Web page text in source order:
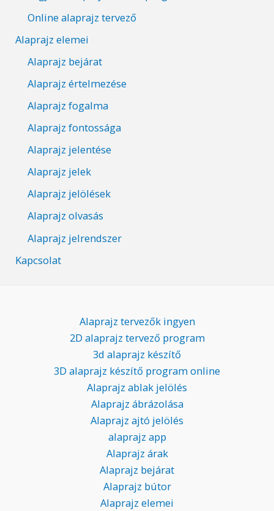
Online alaprajz tervező
Alaprajz elemei
Alaprajz bejárat
Alaprajz értelmezése
Alaprajz fogalma
Alaprajz fontossága
Alaprajz jelentése
Alaprajz jelek
Alaprajz jelölések
Alaprajz olvasás
Alaprajz jelrendszer
Kapcsolat
Alaprajz tervezők ingyen
2D alaprajz tervező program
3d alaprajz készítő
3D alaprajz készítő program online
Alaprajz ablak jelölés
Alaprajz ábrázolása
Alaprajz ajtó jelölés
alaprajz app
Alaprajz árak
Alaprajz bejárat
Alaprajz bútor
Alaprajz elemei